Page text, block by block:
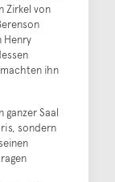
Zirkel von
Henry
ihn
ganzer Saal
sondern